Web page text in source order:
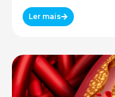
Ler mais